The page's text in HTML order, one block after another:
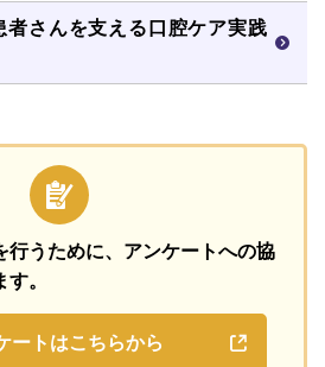
者さんを支える口腔ケア実践
うために、 アンケートへの協
。
ートはこちらから